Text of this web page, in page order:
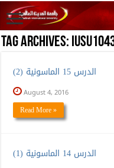
Tag Archives:
الدرس 15 الماسونية (2)
August 4, 2016
Read More »
الدرس 14 الماسونية (1)